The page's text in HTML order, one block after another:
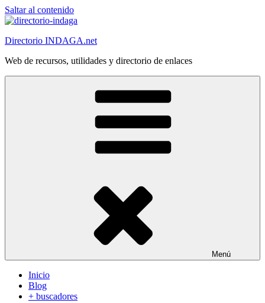
Saltar al contenido
Directorio INDAGA.net
Web de recursos, utilidades y directorio de enlaces
Menú
Inicio
Blog
+ buscadores